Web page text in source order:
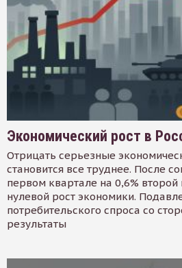
Экономический рост в
Отрицать серьезные
становится все труднее. После
первом квартале на 0,6% второй
нулевой рост экономики.
потребительского спроса со
результаты